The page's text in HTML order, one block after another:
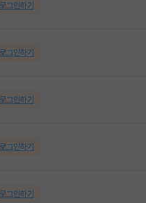
로그인하기
로그인하기
로그인하기
로그인하기
로그인하기